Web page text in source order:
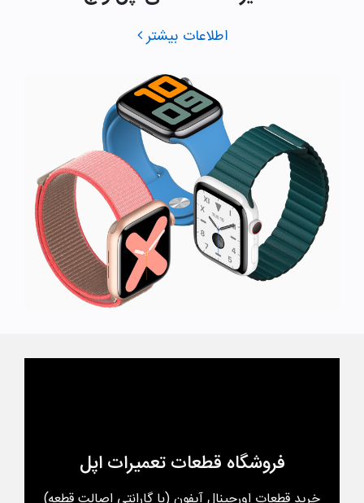
اطلاعات بیشتر
فروشگاه قطعات تعمیرات اپل